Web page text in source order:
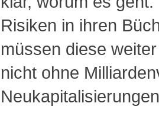
Risiken in ihren
müssen diese
nicht ohne